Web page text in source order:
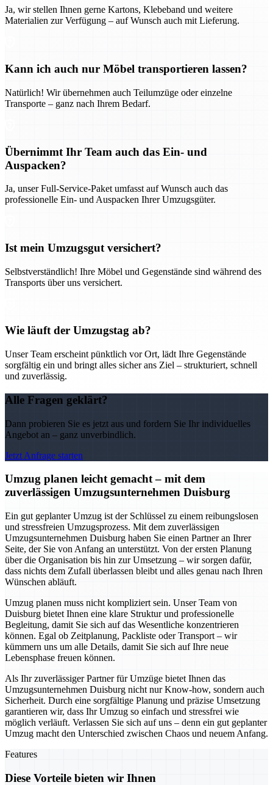
Ja, wir stellen Ihnen gerne Kartons, Klebeband und weitere
Materialien zur Verfügung – auf Wunsch auch mit Lieferung.
Kann ich auch nur Möbel transportieren lassen?
Natürlich! Wir übernehmen auch Teilumzüge oder einzelne
Transporte – ganz nach Ihrem Bedarf.
Übernimmt Ihr Team auch das Ein- und
Auspacken?
Ja, unser Full-Service-Paket umfasst auf Wunsch auch das
professionelle Ein- und Auspacken Ihrer Umzugsgüter.
Ist mein Umzugsgut versichert?
Selbstverständlich! Ihre Möbel und Gegenstände sind während des
Transports über uns versichert.
Wie läuft der Umzugstag ab?
Unser Team erscheint pünktlich vor Ort, lädt Ihre Gegenstände
sorgfältig ein und bringt alles sicher ans Ziel – strukturiert, schnell
und zuverlässig.
Alle Fragen geklärt?
Dann probieren Sie es jetzt aus und fordern Sie Ihr individuelles
Angebot an – ganz unverbindlich.
Jetzt Anfrage starten
Umzug planen leicht gemacht – mit dem
zuverlässigen Umzugsunternehmen Duisburg
Ein gut geplanter Umzug ist der Schlüssel zu einem reibungslosen
und stressfreien Umzugsprozess. Mit dem zuverlässigen
Umzugsunternehmen Duisburg haben Sie einen Partner an Ihrer
Seite, der Sie von Anfang an unterstützt. Von der ersten Planung
über die Organisation bis hin zur Umsetzung – wir sorgen dafür,
dass nichts dem Zufall überlassen bleibt und alles genau nach Ihren
Wünschen abläuft.
Umzug planen muss nicht kompliziert sein. Unser Team von
Duisburg bietet Ihnen eine klare Struktur und professionelle
Begleitung, damit Sie sich auf das Wesentliche konzentrieren
können. Egal ob Zeitplanung, Packliste oder Transport – wir
kümmern uns um alle Details, damit Sie sich auf Ihre neue
Lebensphase freuen können.
Als Ihr zuverlässiger Partner für Umzüge bietet Ihnen das
Umzugsunternehmen Duisburg nicht nur Know-how, sondern auch
Sicherheit. Durch eine sorgfältige Planung und präzise Umsetzung
garantieren wir, dass Ihr Umzug so einfach und stressfrei wie
möglich verläuft. Verlassen Sie sich auf uns – denn ein gut geplanter
Umzug macht den Unterschied zwischen Chaos und neuem Anfang.
Features
Diese Vorteile bieten wir Ihnen